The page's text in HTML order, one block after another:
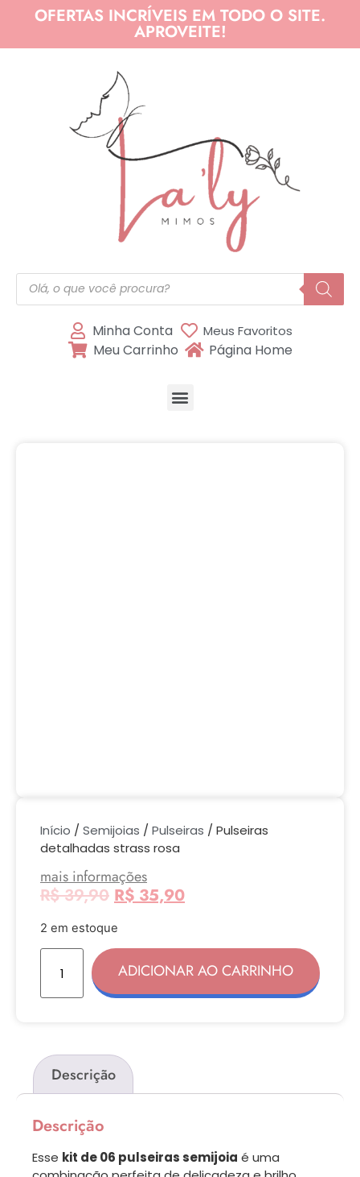
OFERTAS INCRÍVEIS EM TODO O SITE.
APROVEITE!
Minha Conta Meus Favoritos
Meu Carrinho Página Home
Início /Semijoias /Pulseiras / Pulseiras
detalhadas strass rosa
mais informações
R$39,90 R$ 35,90
2 em estoque
ADICIONAR AO CARRINHO
Descrição
Descrição
Esse kit de 06 pulseiras semijoia é uma